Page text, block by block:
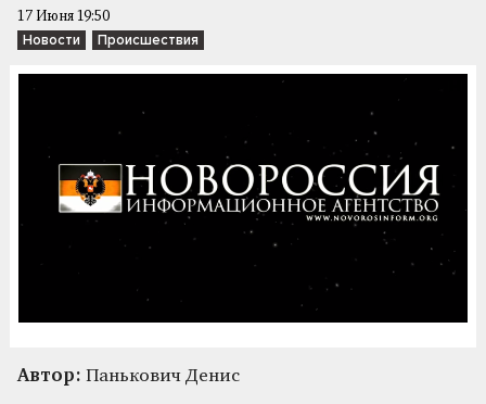
17 Июня 19:50
Новости Происшествия
Автор: Панькович Денис